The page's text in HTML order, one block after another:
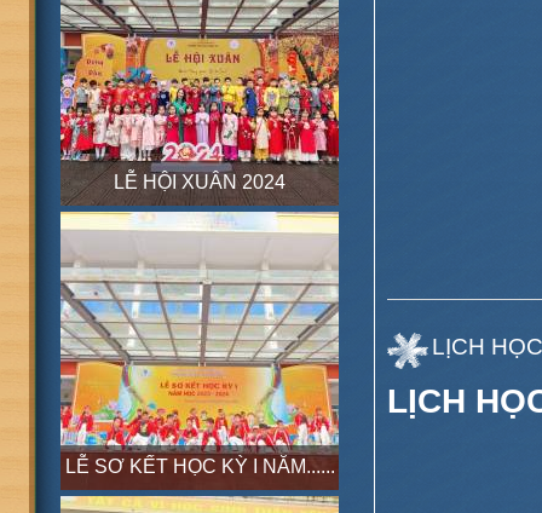
LỄ HỘI XUÂN 2024
LỄ SƠ KẾT HỌC KỲ I NĂM......
LỊCH
LỊCH